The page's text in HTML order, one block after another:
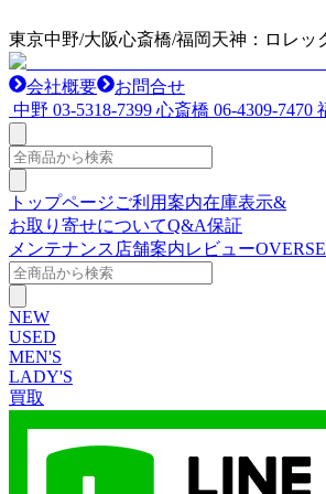
東京中野/大阪心斎橋/福岡天神：ロレ
会社概要
お問合せ
中野 03-5318-7399 心斎橋 06-4309-7470
トップページご利用案内在庫表示&
お取り寄せについてQ&A保証
メンテナンス 店舗案内レビュー
NEW
USED
MEN'S
LADY'S
買取